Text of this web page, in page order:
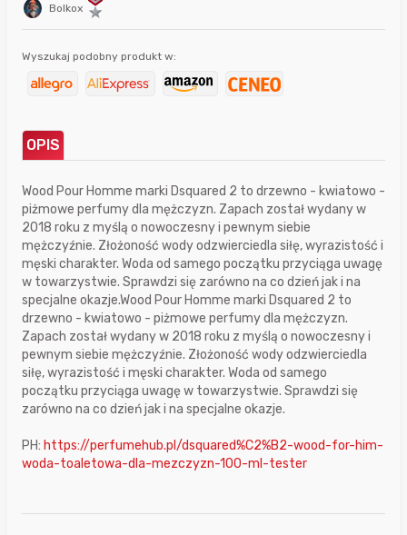
Bolkox
Wyszukaj podobny produkt w:
OPIS
Wood Pour Homme marki Dsquared 2 to drzewno - kwiatowo -
piżmowe perfumy dla mężczyzn. Zapach został wydany w
2018 roku z myślą o nowoczesny i pewnym siebie
mężczyźnie. Złożoność wody odzwierciedla siłę, wyrazistość i
męski charakter. Woda od samego początku przyciąga uwagę
w towarzystwie. Sprawdzi się zarówno na co dzień jak i na
specjalne okazje.Wood Pour Homme marki Dsquared 2 to
drzewno - kwiatowo - piżmowe perfumy dla mężczyzn.
Zapach został wydany w 2018 roku z myślą o nowoczesny i
pewnym siebie mężczyźnie. Złożoność wody odzwierciedla
siłę, wyrazistość i męski charakter. Woda od samego
początku przyciąga uwagę w towarzystwie. Sprawdzi się
zarówno na co dzień jak i na specjalne okazje.
PH: https://perfumehub.pl/dsquared%C2%B2-wood-for-him-
woda-toaletowa-dla-mezczyzn-100-ml-tester